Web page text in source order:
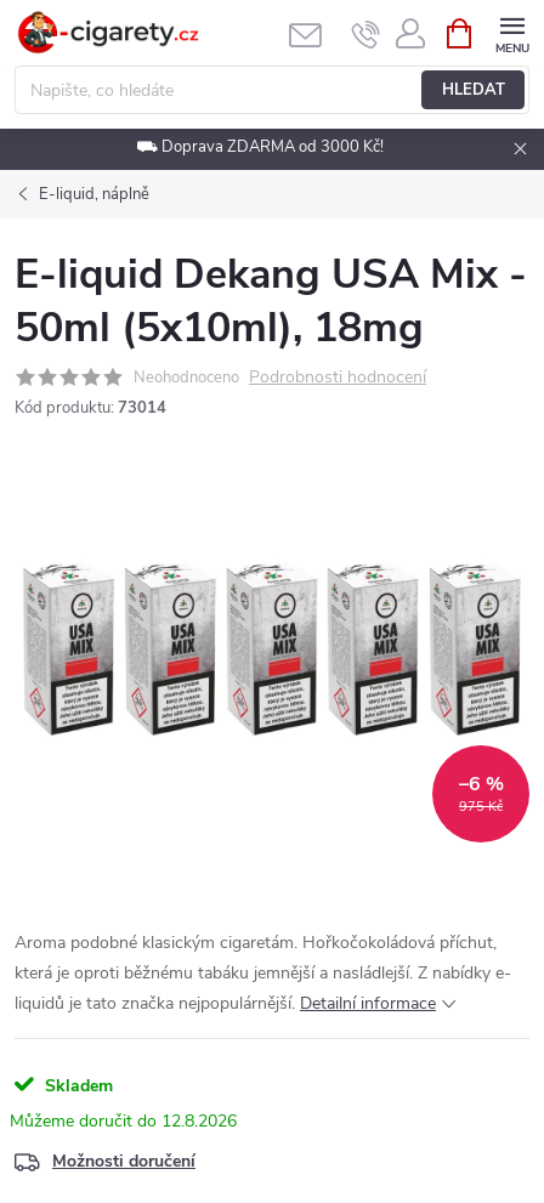
Přejít
obsah
HLEDAT
NÁKUPNÍ
KOŠÍK
⛟ Doprava ZDARMA od 3000 Kč!
E-liquid, náplně
E-liquid Dekang USA Mix -
50ml (5x10ml), 18mg
Neohodnoceno Podrobnosti hodnocení
Kód produktu: 73014
975 Kč
–6 %
Aroma podobné klasickým cigaretám. Hořkočokoládová příchut,
která je oproti běžnému tabáku jemnější a nasládlejší. Z nabídky e-
liquidů je tato značka nejpopulárnější. Detailní informace
Skladem
12.8.2026
Možnosti doručení